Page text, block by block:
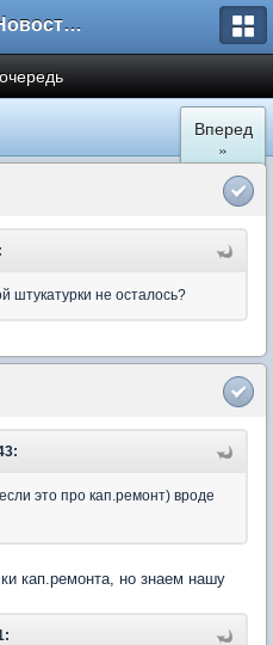
Форум Новостройки
Вперед
»
штукатурки не осталось?
это про кап.ремонт) вроде
кап.ремонта, но знаем нашу